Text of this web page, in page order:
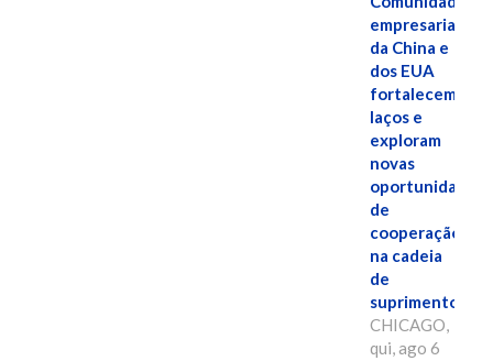
empresariais
da China e
dos EUA
fortalecem
laços e
exploram
novas
oportunidades
de
cooperação
na cadeia
de
suprimentos.
CHICAGO,
qui, ago 6